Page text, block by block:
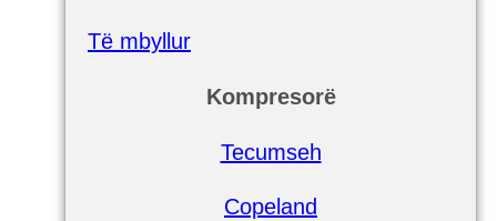
Të mbyllur
Kompresorë
Tecumseh
Copeland